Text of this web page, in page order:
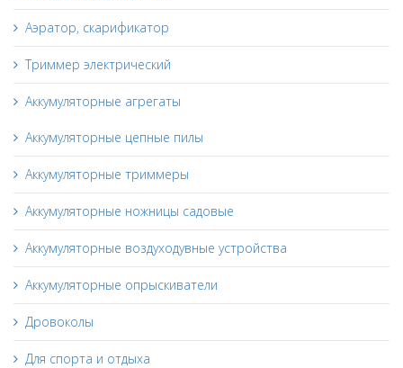
Аэратор, скарификатор
Триммер электрический
Аккумуляторные агрегаты
Аккумуляторные цепные пилы
Аккумуляторные триммеры
Аккумуляторные ножницы садовые
Аккумуляторные воздуходувные устройства
Аккумуляторные опрыскиватели
Дровоколы
Для спорта и отдыха